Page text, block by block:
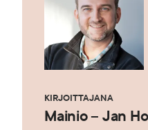
KIRJOITTAJANA
Mainio – Jan